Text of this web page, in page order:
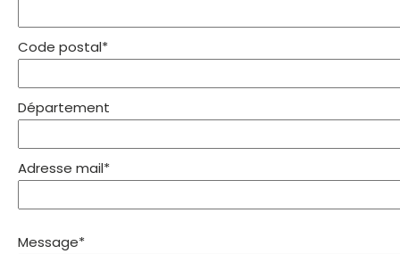
Code postal*
Département
Adresse mail*
Message*